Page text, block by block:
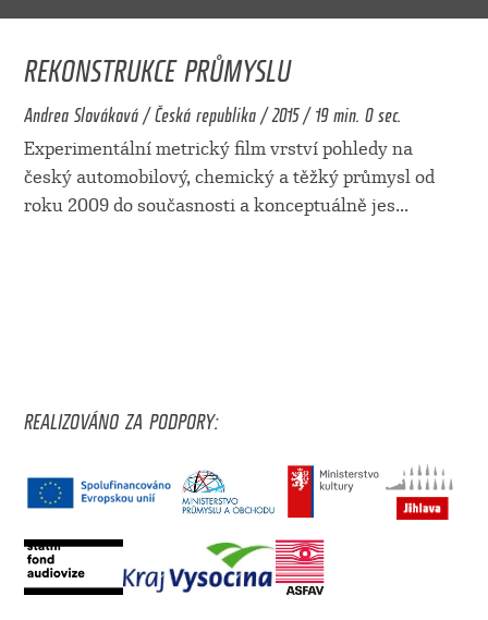
REKONSTRUKCE PRŮMYSLU
Andrea Slováková / Česká republika / 2015 / 19 min. 0 sec.
Experimentální metrický film vrství pohledy na
český automobilový, chemický a těžký průmysl od
roku 2009 do současnosti a konceptuálně jes...
REALIZOVÁNO ZA PODPORY: